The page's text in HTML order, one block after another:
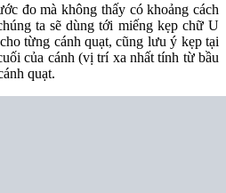
đo mà không thấy có khoảng cách
ta sẽ dùng tới miếng kẹp chữ U
từng cánh quạt, cũng lưu ý kẹp tại
của cánh (vị trí xa nhất tính từ bầu
quạt.